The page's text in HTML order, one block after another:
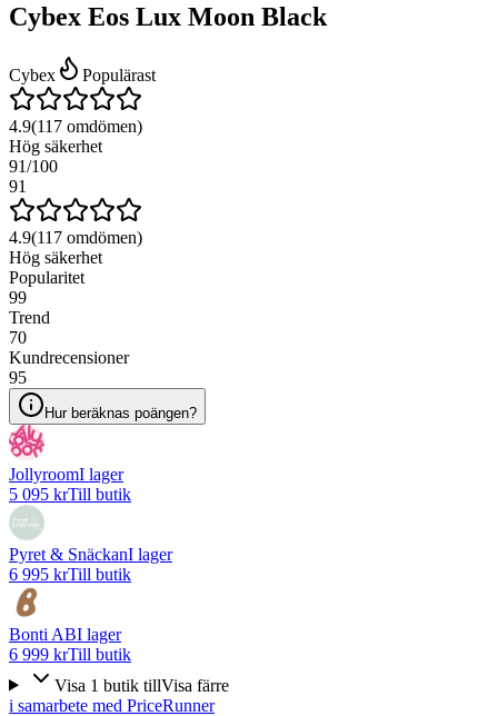
Cybex Eos Lux Moon Black
Cybex Populärast
4.9(117 omdömen)
Hög säkerhet
91/100
91
4.9(117 omdömen)
Hög säkerhet
Popularitet
99
Trend
70
Kundrecensioner
95
Hur beräknas poängen?
JollyroomI lager
5 095 krTill butik
Pyret & SnäckanI lager
6 995 krTill butik
Bonti ABI lager
6 999 krTill butik
Visa 1 butik tillVisa färre
i samarbete med PriceRunner